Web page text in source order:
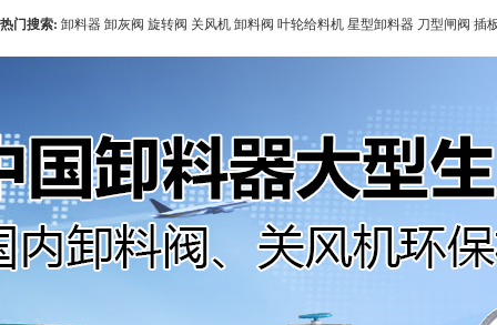
热门搜索: 卸料器 卸灰阀 旋转阀 关风机 卸料阀 叶轮给料机 星型卸料器 刀型闸阀 插